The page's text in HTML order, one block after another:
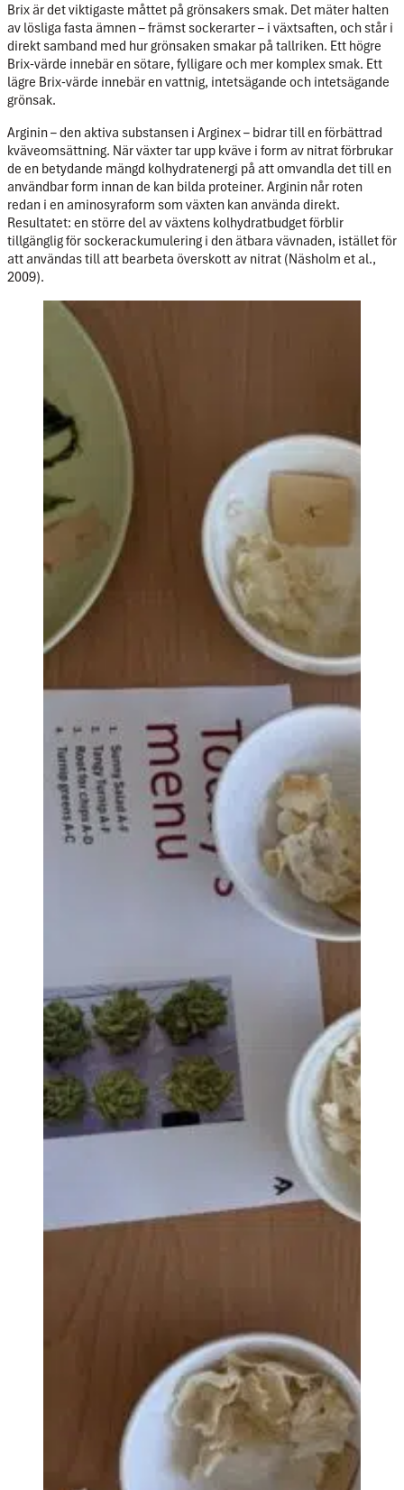
Brix är det viktigaste måttet på grönsakers smak. Det mäter halten
av lösliga fasta ämnen – främst sockerarter – i växtsaften, och står i
direkt samband med hur grönsaken smakar på tallriken. Ett högre
Brix-värde innebär en sötare, fylligare och mer komplex smak. Ett
lägre Brix-värde innebär en vattnig, intetsägande och intetsägande
grönsak.
Arginin – den aktiva substansen i Arginex – bidrar till en förbättrad
kväveomsättning. När växter tar upp kväve i form av nitrat förbrukar
de en betydande mängd kolhydratenergi på att omvandla det till en
användbar form innan de kan bilda proteiner. Arginin når roten
redan i en aminosyraform som växten kan använda direkt.
Resultatet: en större del av växtens kolhydratbudget förblir
tillgänglig för sockerackumulering i den ätbara vävnaden, istället för
att användas till att bearbeta överskott av nitrat (Näsholm et al.,
2009).